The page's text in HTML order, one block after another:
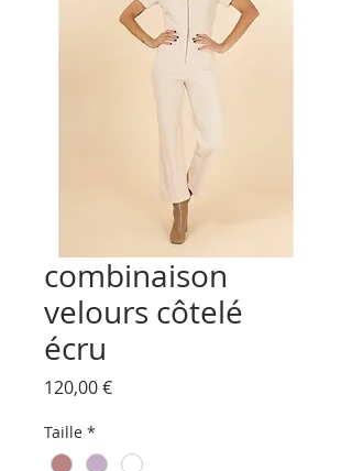
combinaison
velours côtelé
écru
120,00 €Prix
Taille *